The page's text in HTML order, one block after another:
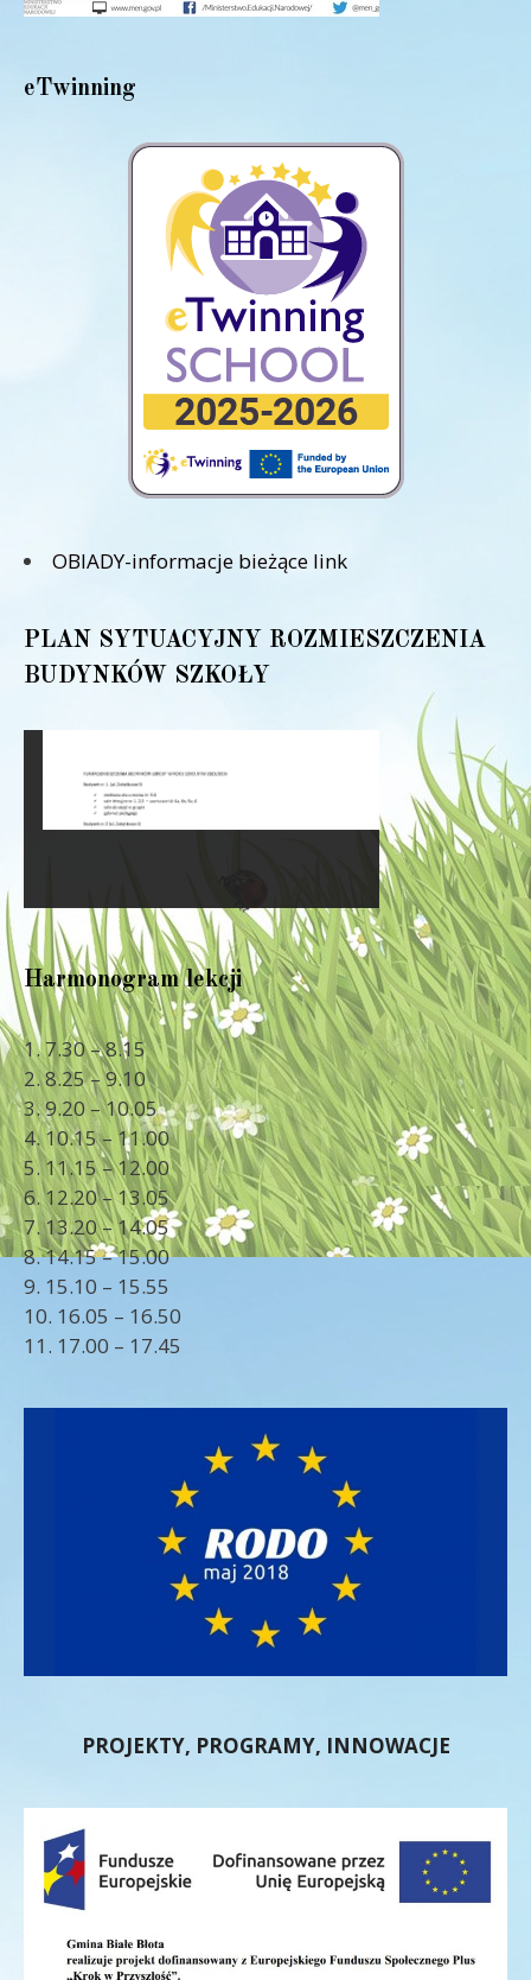
eTwinning
OBIADY-informacje bieżące link
PLAN SYTUACYJNY ROZMIESZCZENIA
BUDYNKÓW SZKOŁY
Harmonogram lekcji
1. 7.30 – 8.15
2. 8.25 – 9.10
3. 9.20 – 10.05
4. 10.15 – 11.00
5. 11.15 – 12.00
6. 12.20 – 13.05
7. 13.20 – 14.05
8. 14.15 – 15.00
9. 15.10 – 15.55
10. 16.05 – 16.50
11. 17.00 – 17.45
PROJEKTY, PROGRAMY, INNOWACJE